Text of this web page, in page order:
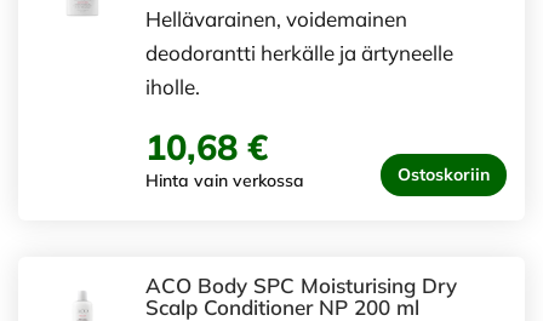
Hellävarainen, voidemainen
deodorantti herkälle ja ärtyneelle
iholle.
10,68 €
Hinta vain verkossa Ostoskoriin
ACO Body SPC Moisturising Dry
Scalp Conditioner NP 200 ml